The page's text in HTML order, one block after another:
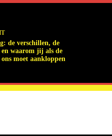
de verschillen, de
en waarom jij als de
moet aankloppen